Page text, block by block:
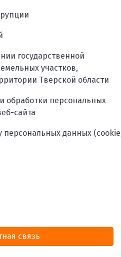
государственной
участков,
Тверской области
обработки персональных
сайта
персональных данных
связь